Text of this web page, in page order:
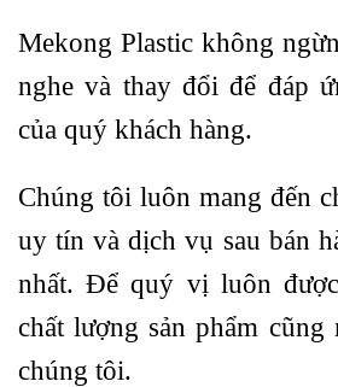
Mekong Plastic không
nghe và thay đổi để đáp
của quý khách hàng.
Chúng tôi luôn mang đến
uy tín và dịch vụ sau bán
nhất. Để quý vị luôn
chất lượng sản phẩm
chúng tôi.